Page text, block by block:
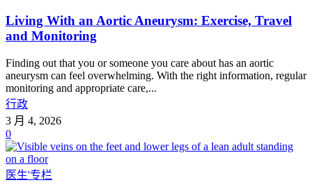
Living With an Aortic Aneurysm: Exercise, Travel
and Monitoring
Finding out that you or someone you care about has an aortic
aneurysm can feel overwhelming. With the right information, regular
monitoring and appropriate care,...
行政
3 月 4, 2026
0
医生'专栏